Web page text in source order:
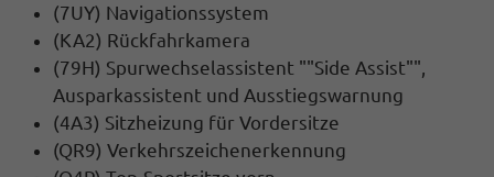
(7UY) Navigationssystem
(KA2) Rückfahrkamera
(79H) Spurwechselassistent ""Side Assist"",
Ausparkassistent und Ausstiegswarnung
(4A3) Sitzheizung für Vordersitze
(QR9) Verkehrszeichenerkennung